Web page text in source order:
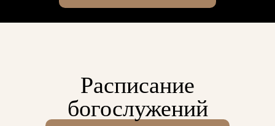
Расписание
богослужений